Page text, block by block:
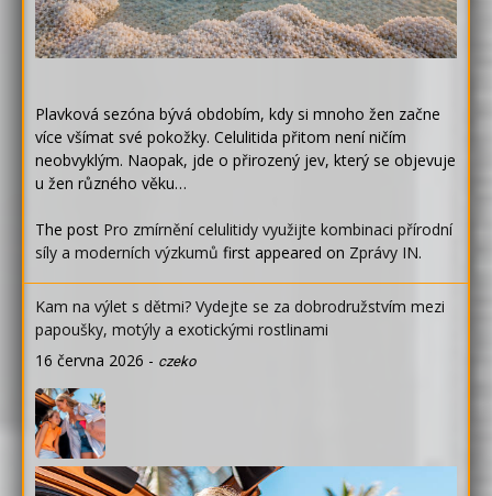
Plavková sezóna bývá obdobím, kdy si mnoho žen začne
více všímat své pokožky. Celulitida přitom není ničím
neobvyklým. Naopak, jde o přirozený jev, který se objevuje
u žen různého věku…
The post Pro zmírnění celulitidy využijte kombinaci přírodní
síly a moderních výzkumů first appeared on Zprávy IN.
Kam na výlet s dětmi? Vydejte se za dobrodružstvím mezi
papoušky, motýly a exotickými rostlinami
16 června 2026 - czeko